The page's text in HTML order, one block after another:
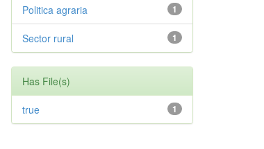
1
Politica agraria
1
Sector rural
Has File(s)
1
true